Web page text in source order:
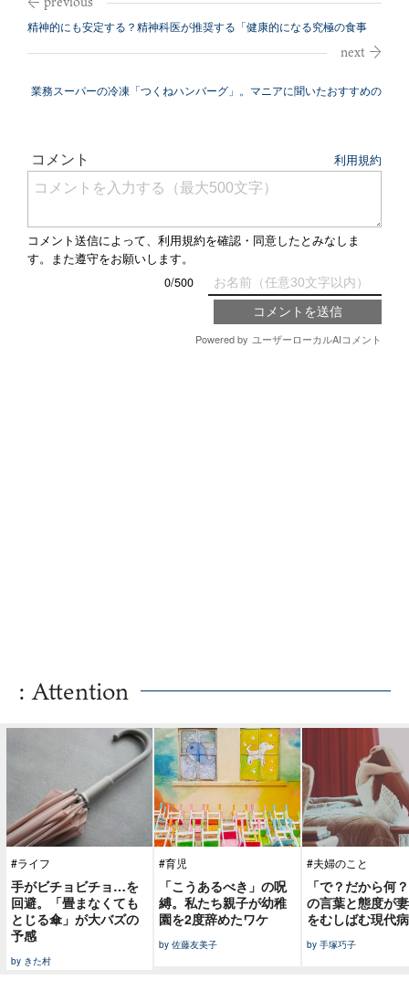
精神的にも安定する？精神科医が推奨する「健康的になる究極の食事
業務スーパーの冷凍「つくねハンバーグ」。マニアに聞いたおすすめの
: Attention
#ライフ
手がビチョビチョ…を
回避。「畳まなくても
とじる傘」が大バズの
予感
by きた村
#育児
「こうあるべき」の呪
縛。私たち親子が幼稚
園を2度辞めたワケ
by 佐藤友美子
#夫婦のこと
「で？だから何
の言葉と態度が
をむしばむ現代病
by 手塚巧子